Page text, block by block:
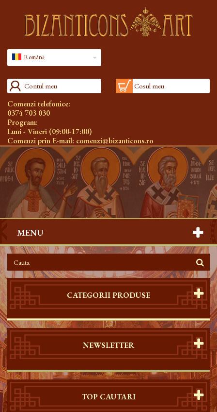
Română
Contul meu Cosul meu
Comenzi telefonice:
0374 703 030
Program:
Luni - Vineri (09:00-17:00)
Comenzi prin E-mail: comenzi@bizanticons.ro
MENU
CATEGORII PRODUSE
NEWSLETTER
TOP CAUTARI